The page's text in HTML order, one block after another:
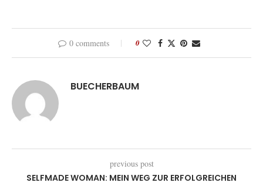
0 comments 0
BUECHERBAUM
previous post
SELFMADE WOMAN: MEIN WEG ZUR ERFOLGREICHEN